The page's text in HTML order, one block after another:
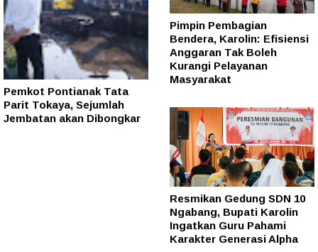
Pemkot Pontianak Tata
Parit Tokaya, Sejumlah
Jembatan akan Dibongkar
Pimpin Pembagian
Bendera, Karolin: Efisiensi
Anggaran Tak Boleh
Kurangi Pelayanan
Masyarakat
Resmikan Gedung SDN 10
Ngabang, Bupati Karolin
Ingatkan Guru Pahami
Karakter Generasi Alpha